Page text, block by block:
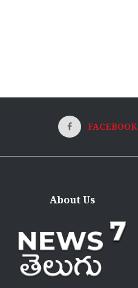
FACEBOOK
About Us